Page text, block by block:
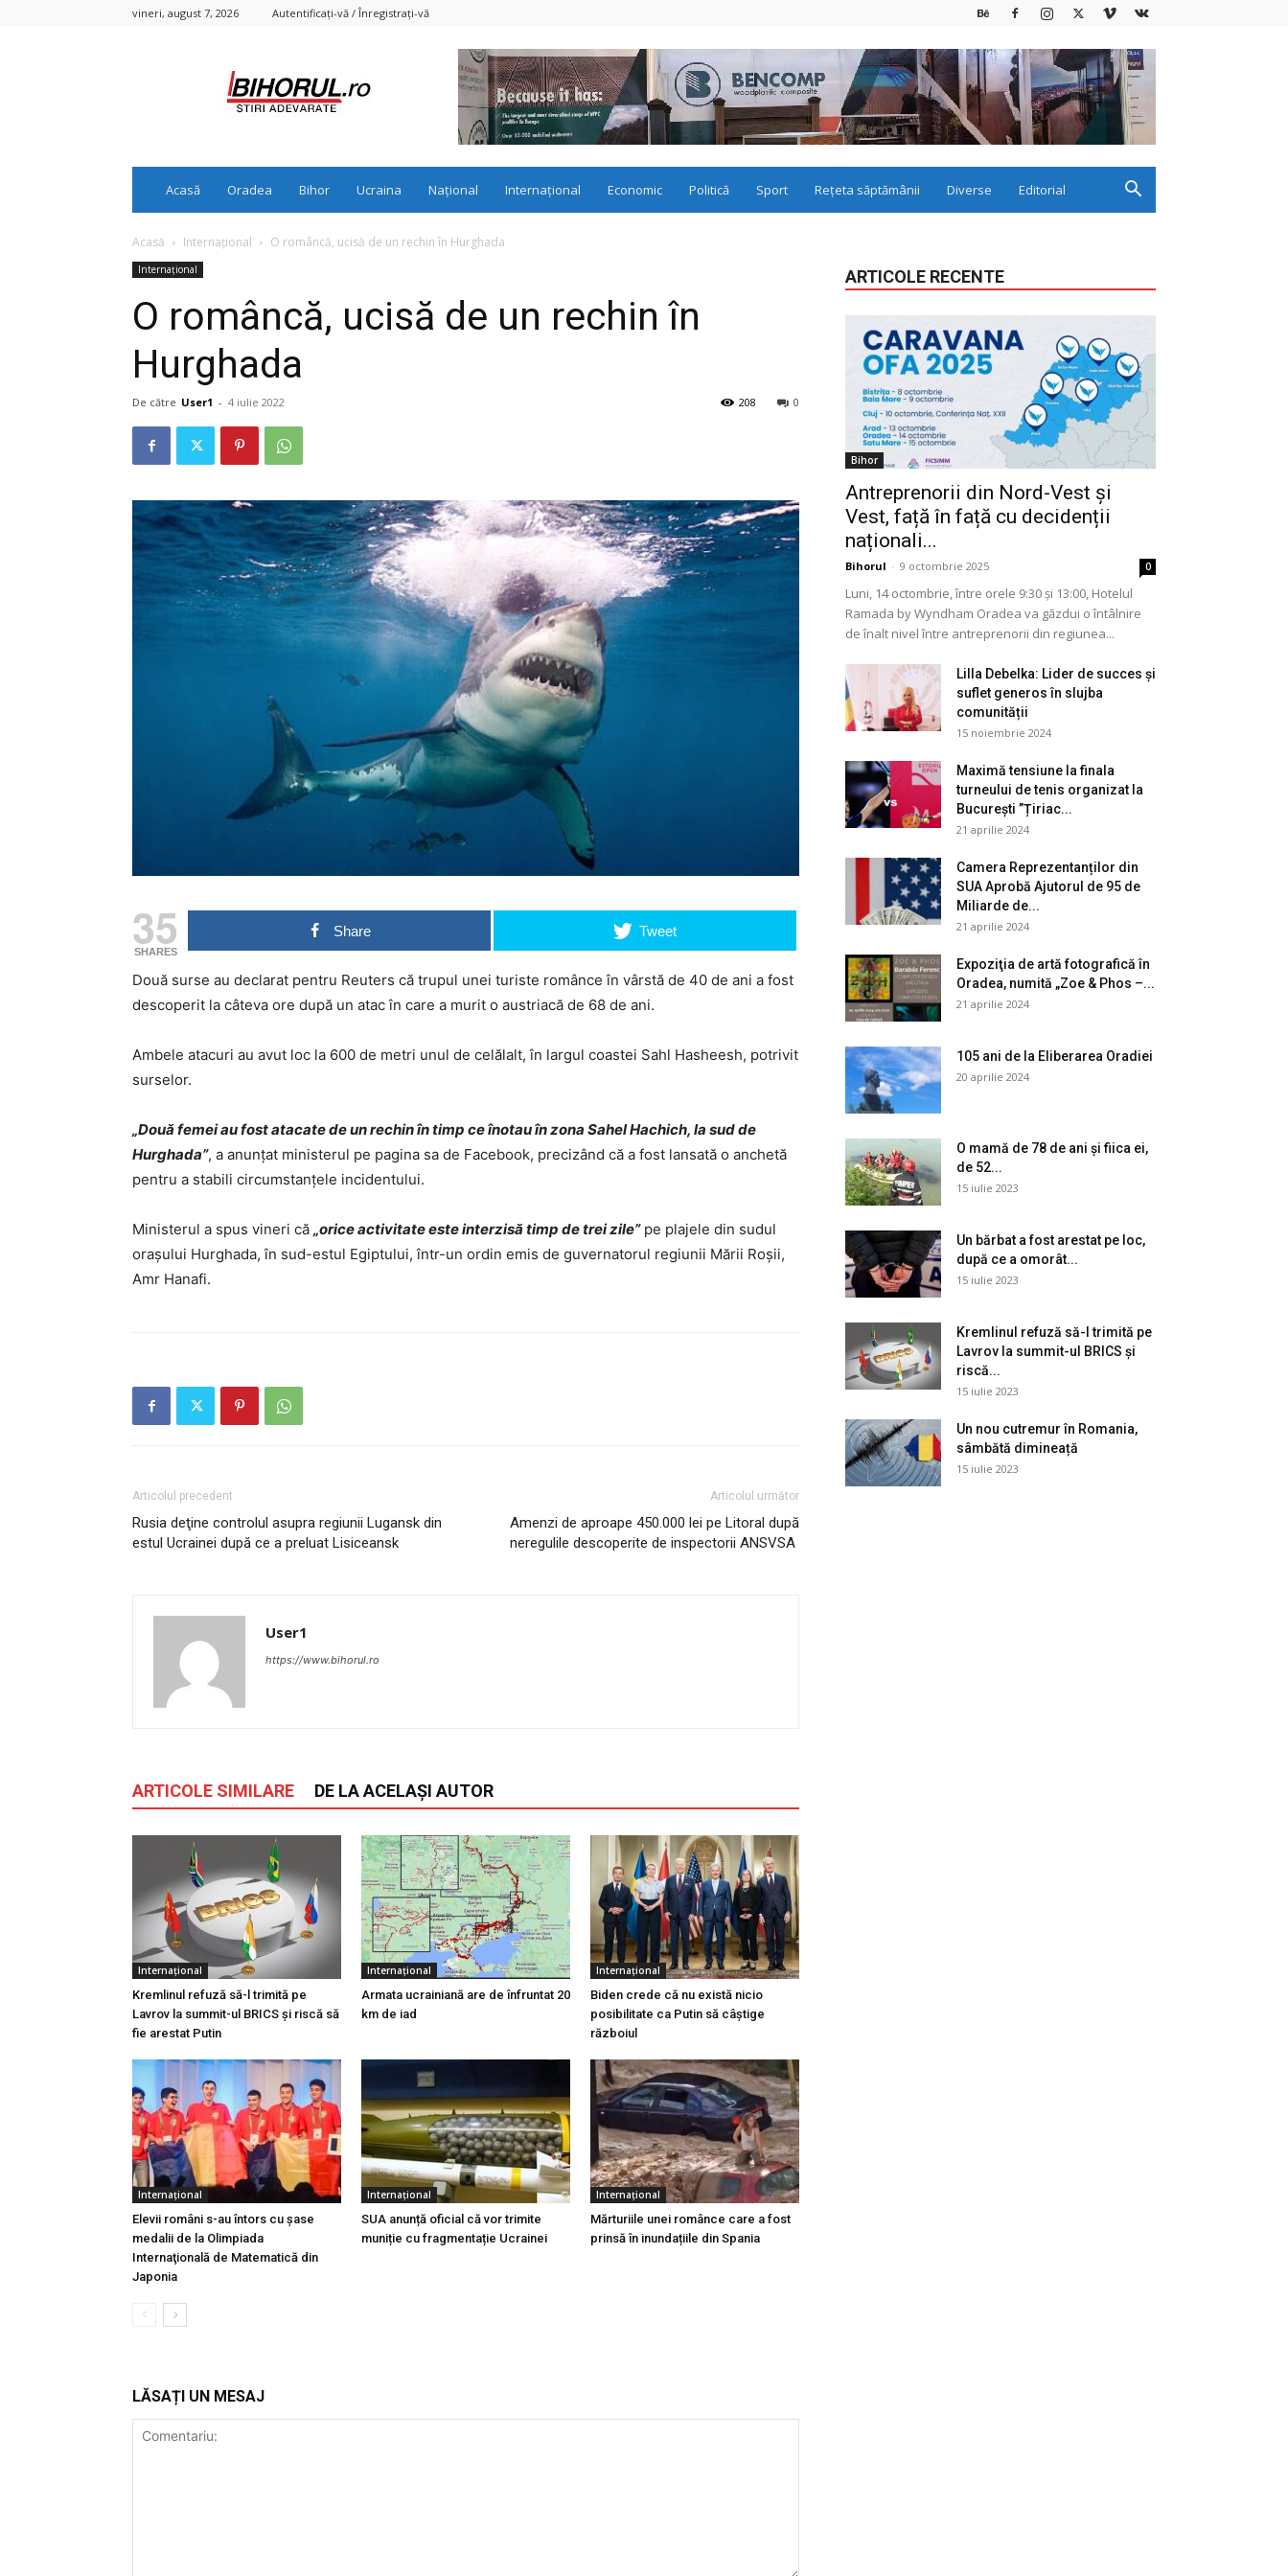
vineri, august 7, 2026 Autentificați-vă / Înregistrați-vă
Acasă Oradea Bihor Ucraina Național Internațional Economic Politică Sport Rețeta săptămânii Diverse Editorial
Acasă Internațional O româncă, ucisă de un rechin în Hurghada
Internațional
O româncă, ucisă de un rechin în
Hurghada
De către User1 - 4 iulie 2022 0
208
35
SHARES
Share Tweet
Două surse au declarat pentru Reuters că trupul unei turiste românce în vârstă de 40 de ani a fost
descoperit la câteva ore după un atac în care a murit o austriacă de 68 de ani.
Ambele atacuri au avut loc la 600 de metri unul de celălalt, în largul coastei Sahl Hasheesh, potrivit
surselor.
„Două femei au fost atacate de un rechin în timp ce înotau în zona Sahel Hachich, la sud de
Hurghada”, a anunțat ministerul pe pagina sa de Facebook, precizând că a fost lansată o anchetă
pentru a stabili circumstanțele incidentului.
Ministerul a spus vineri că „orice activitate este interzisă timp de trei zile”pe plajele din sudul
orașului Hurghada, în sud-estul Egiptului, într-un ordin emis de guvernatorul regiunii Mării Roșii,
Amr Hanafi.
Articolul precedent
Rusia deţine controlul asupra regiunii Lugansk din
estul Ucrainei după ce a preluat Lisiceansk
Articolul următor
Amenzi de aproape 450.000 lei pe Litoral după
neregulile descoperite de inspectorii ANSVSA
User1
https://www.bihorul.ro
ARTICOLE SIMILARE DE LA ACELAȘI AUTOR
Internațional
Kremlinul refuză să-l trimită pe
Lavrov la summit-ul BRICS și riscă să
fie arestat Putin
Internațional
Armata ucrainiană are de înfruntat 20
km de iad
Internațional
Biden crede că nu există nicio
posibilitate ca Putin să câştige
războiul
Internațional
Elevii români s-au întors cu şase
medalii de la Olimpiada
Internaţională de Matematică din
Japonia
Internațional
SUA anunță oficial că vor trimite
muniție cu fragmentație Ucrainei
Internațional
Mărturiile unei românce care a fost
prinsă în inundațiile din Spania
LĂSAȚI UN MESAJ
ARTICOLE RECENTE
Bihor
Antreprenorii din Nord-Vest și
Vest, față în față cu decidenții
naționali...
Bihorul - 9 octombrie 2025 0
Luni, 14 octombrie, între orele 9:30 și 13:00, Hotelul
Ramada by Wyndham Oradea va găzdui o întâlnire
de înalt nivel între antreprenorii din regiunea...
Lilla Debelka: Lider de succes și
suflet generos în slujba
comunității
15 noiembrie 2024
Maximă tensiune la finala
turneului de tenis organizat la
București ”Țiriac...
21 aprilie 2024
Camera Reprezentanților din
SUA Aprobă Ajutorul de 95 de
Miliarde de...
21 aprilie 2024
Expoziţia de artă fotografică în
Oradea, numită „Zoe & Phos –...
21 aprilie 2024
105 ani de la Eliberarea Oradiei
20 aprilie 2024
O mamă de 78 de ani și fiica ei,
de 52...
15 iulie 2023
Un bărbat a fost arestat pe loc,
după ce a omorât...
15 iulie 2023
Kremlinul refuză să-l trimită pe
Lavrov la summit-ul BRICS și
riscă...
15 iulie 2023
Un nou cutremur în Romania,
sâmbătă dimineață
15 iulie 2023